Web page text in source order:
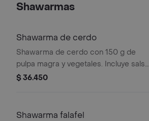
Shawarmas
Shawarma de cerdo
Shawarma de cerdo con 150 g de
pulpa magra y vegetales. Incluye salsa
para acompañar.
$ 36.450
Shawarma falafel